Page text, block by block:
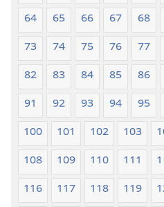
64
65 66 67 68
73
74 75 76 77
82
83 84 85 86
91
92 93 94 95
100
101 102 103
108
109 110 111
116
117 118 119